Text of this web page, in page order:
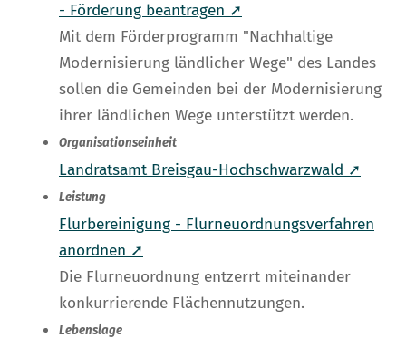
- Förderung beantragen ➚
Mit dem Förderprogramm "Nachhaltige
Modernisierung ländlicher Wege" des Landes
sollen die Gemeinden bei der Modernisierung
ihrer ländlichen Wege unterstützt werden.
Organisationseinheit
Landratsamt Breisgau-Hochschwarzwald ➚
Leistung
Flurbereinigung - Flurneuordnungsverfahren
anordnen ➚
Die Flurneuordnung entzerrt miteinander
konkurrierende Flächennutzungen.
Lebenslage